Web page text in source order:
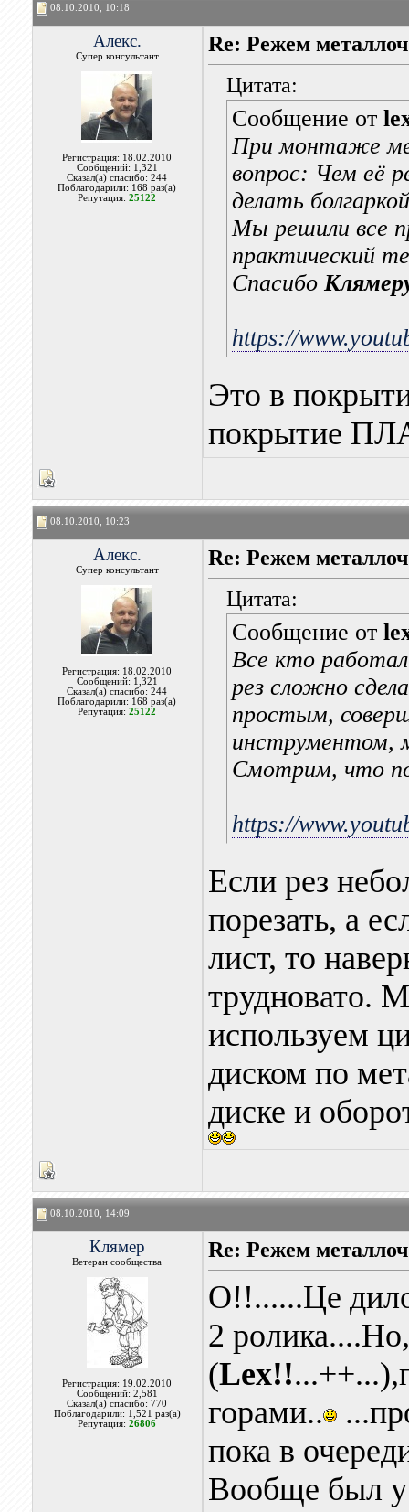
08.10.2010, 10:18
Алекс.
Супер консультант
Регистрация: 18.02.2010
Сообщений: 1,321
Сказал(а) спасибо: 244
Поблагодарили: 168 раз(а)
Репутация:25122
Re: Режем
Цитата:
Сообщение от
При монтаже
вопрос: Чем её
делать
Мы решили все
практический
Спасибо
https://
Это в
покрытие
08.10.2010, 10:23
Алекс.
Супер консультант
Регистрация: 18.02.2010
Сообщений: 1,321
Сказал(а) спасибо: 244
Поблагодарили: 168 раз(а)
Репутация:25122
Re: Режем
Цитата:
Сообщение от
Все кто
рез сложно
простым,
инструментом,
Смотрим, что
https://
Если рез
порезать, а
лист, то
трудновато.
используем
диском по
диске и
08.10.2010, 14:09
Клямер
Ветеран сообщества
Регистрация: 19.02.2010
Сообщений: 2,581
Сказал(а) спасибо: 770
Поблагодарили: 1,521 раз(а)
Репутация:26806
Re: Режем
О!!......Це
2
(Lex!!
горами..
пока в
Вообще был у